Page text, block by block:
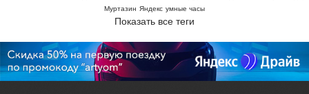
Муртазин Яндекс умные часы
Показать все теги